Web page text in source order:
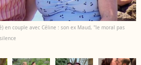
en couple avec Céline : son ex Maud, "le moral pas